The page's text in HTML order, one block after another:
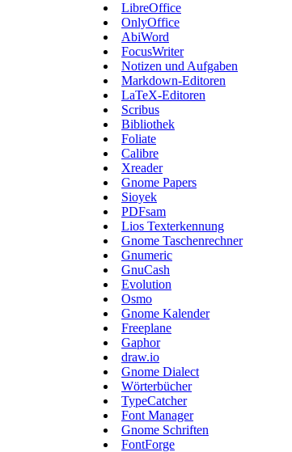
LibreOffice
OnlyOffice
AbiWord
FocusWriter
Notizen und Aufgaben
Markdown-Editoren
LaTeX-Editoren
Scribus
Bibliothek
Foliate
Calibre
Xreader
Gnome Papers
Sioyek
PDFsam
Lios Texterkennung
Gnome Taschenrechner
Gnumeric
GnuCash
Evolution
Osmo
Gnome Kalender
Freeplane
Gaphor
draw.io
Gnome Dialect
Wörterbücher
TypeCatcher
Font Manager
Gnome Schriften
FontForge